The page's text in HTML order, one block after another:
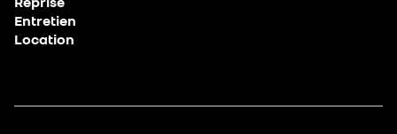
Entretien
Location